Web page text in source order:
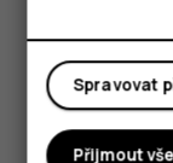
Klepněte
Klepněte
Spravovat
Přijmout vše